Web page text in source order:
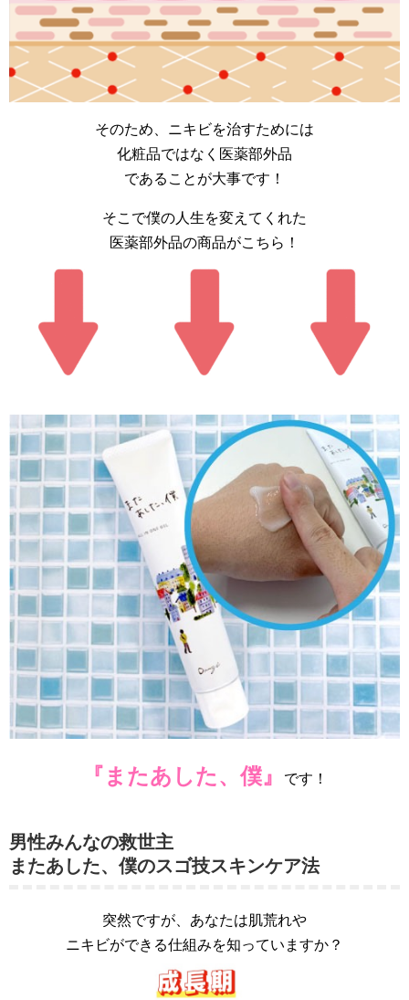
そのため、ニキビを治すためには
化粧品ではなく医薬部外品
であることが大事です！
そこで僕の人生を変えてくれた
医薬部外品の商品がこちら！
『またあした、僕』 です！
男性みんなの救世主
またあした、僕のスゴ技スキンケア法
突然ですが、あなたは肌荒れや
ニキビができる仕組みを知っていますか？